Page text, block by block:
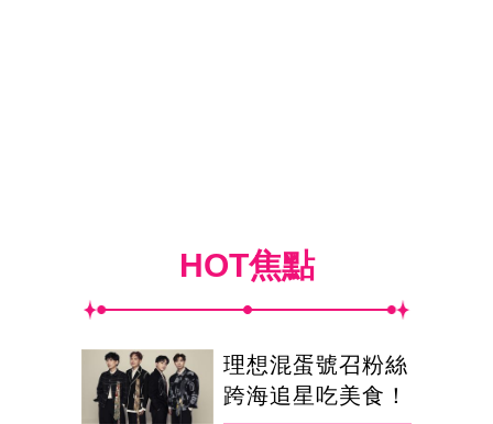
HOT焦點
理想混蛋號召粉絲
跨海追星吃美食！